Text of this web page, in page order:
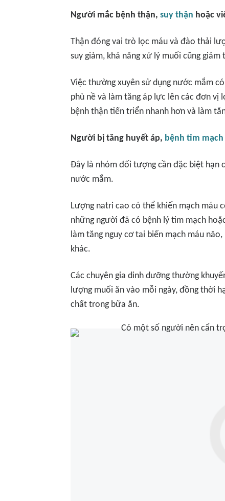
Người mắc bệnh thận, suy thận hoặc
Thận đóng vai trò lọc máu và đào thải
suy giảm, khả năng xử lý muối cũng giảm
Việc thường xuyên sử dụng nước mắm
phù nề và làm tăng áp lực lên các đơn vị
bệnh thận tiến triển nhanh hơn và làm
Người bị tăng huyết áp, bệnh tim mạch
Đây là nhóm đối tượng cần đặc biệt hạn
nước mắm.
Lượng natri cao có thể khiến mạch máu
những người đã có bệnh lý tim mạch
làm tăng nguy cơ tai biến mạch máu
khác.
Các chuyên gia dinh dưỡng thường
lượng muối ăn vào mỗi ngày, đồng thời
chất trong bữa ăn.